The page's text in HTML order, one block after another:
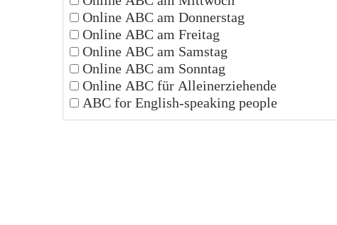
Online ABC am Donnerstag
Online ABC am Freitag
Online ABC am Samstag
Online ABC am Sonntag
Online ABC für Alleinerziehende
ABC for English-speaking people